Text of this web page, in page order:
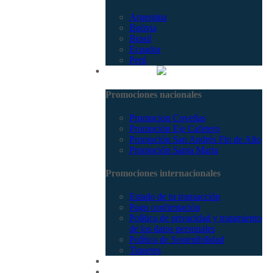
Argentina
Bolivia
Brasil
Ecuador
Perú
Promociones nacionales
Promocion Coveñas
Promoción Eje Cafetero
Promoción San Andrés Fin de Año
Promoción Santa Marta
Promociones internacionales
Estado de tu transacción
Pago confirmación
Política de privacidad y tratamiento
de los datos personales
Política de Sostenibilidad
Tiquetes